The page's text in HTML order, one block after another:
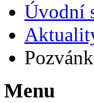
Úvodní
Menu